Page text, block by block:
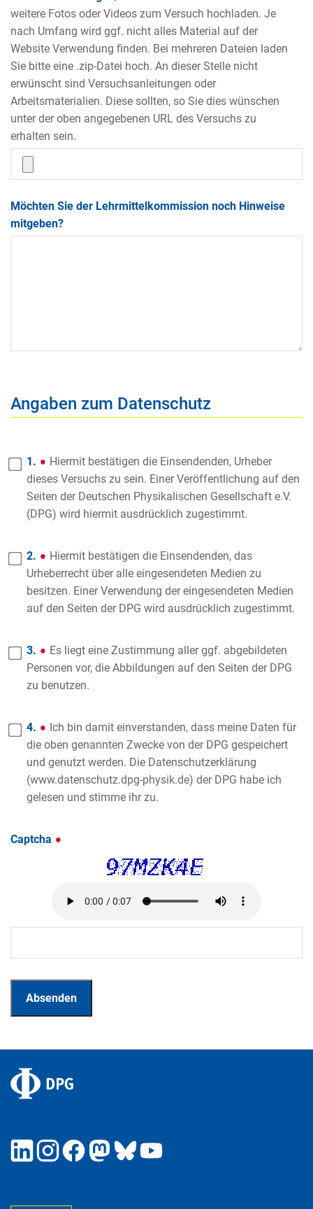
weitere Fotos oder Videos zum Versuch hochladen. Je
nach Umfang wird ggf. nicht alles Material auf der
Website Verwendung finden. Bei mehreren Dateien laden
Sie bitte eine .zip-Datei hoch. An dieser Stelle nicht
erwünscht sind Versuchsanleitungen oder
Arbeitsmaterialien. Diese sollten, so Sie dies wünschen
unter der oben angegebenen URL des Versuchs zu
erhalten sein.
Möchten Sie der Lehrmittelkommission noch Hinweise
mitgeben?
Angaben zum Datenschutz
1.
Hiermit bestätigen die Einsendenden, Urheber
dieses Versuchs zu sein. Einer Veröffentlichung auf den
Seiten der Deutschen Physikalischen Gesellschaft e.V.
(DPG) wird hiermit ausdrücklich zugestimmt.
2.
Hiermit bestätigen die Einsendenden, das
Urheberrecht über alle eingesendeten Medien zu
besitzen. Einer Verwendung der eingesendeten Medien
auf den Seiten der DPG wird ausdrücklich zugestimmt.
3.
Es liegt eine Zustimmung aller ggf. abgebildeten
Personen vor, die Abbildungen auf den Seiten der DPG
zu benutzen.
4.
Ich bin damit einverstanden, dass meine Daten für
die oben genannten Zwecke von der DPG gespeichert
und genutzt werden. Die Datenschutzerklärung
(www.datenschutz.dpg-physik.de) der DPG habe ich
gelesen und stimme ihr zu.
Captcha